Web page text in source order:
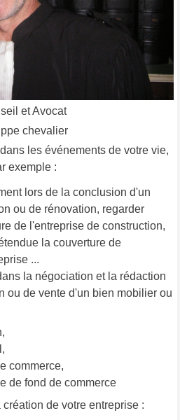
et Avocat
chevalier
les événements de votre vie,
exemple :
lors de la conclusion d'un
ou de rénovation, regarder
de l'entreprise de construction,
la couverture de
...
la négociation et la rédaction
ou de vente d'un bien mobilier ou
commerce,
de fond de commerce
de votre entreprise :